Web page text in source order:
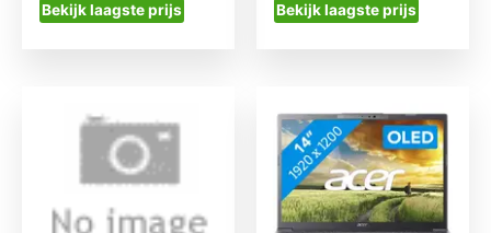
Bekijk laagste prijs Bekijk laagste prijs